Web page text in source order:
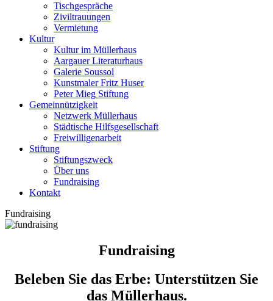
Tischgespräche
Ziviltrauungen
Vermietung
Kultur
Kultur im Müllerhaus
Aargauer Literaturhaus
Galerie Soussol
Kunstmaler Fritz Huser
Peter Mieg Stiftung
Gemeinnützigkeit
Netzwerk Müllerhaus
Städtische Hilfsgesellschaft
Freiwilligenarbeit
Stiftung
Stiftungszweck
Über uns
Fundraising
Kontakt
Fundraising
Fundraising
Beleben Sie das Erbe: Unterstützen Sie
das Müllerhaus.